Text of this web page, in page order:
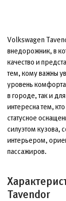
Volkswagen
внедорожник, в
качество и
тем, кому важны
уровень комфорта
в городе, так и
интересна тем,
статусное
силуэтом кузова,
интерьером,
пассажиров.
Tavendor